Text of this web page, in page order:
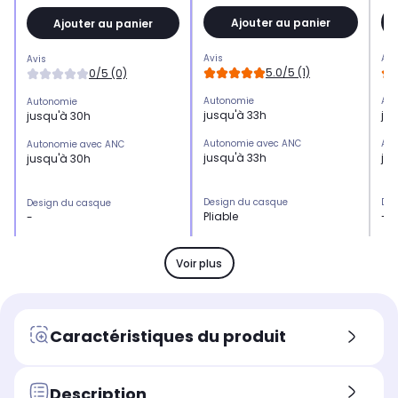
Ajouter au panier
Avis
0/5 (0)
Autonomie
jusqu'à 30h
Autonomie avec ANC
jusqu'à 30h
Design du casque
-
Position sur l'oreille
Ajouter au panier
Avis
5.0/5 (1)
Autonomie
jusqu'à 33h
Autonomie avec ANC
jusqu'à 33h
Design du casque
Pliable
Réduction de bruit active
Oui
Position sur l'oreille
-
Voir plus
Caractéristiques du produit